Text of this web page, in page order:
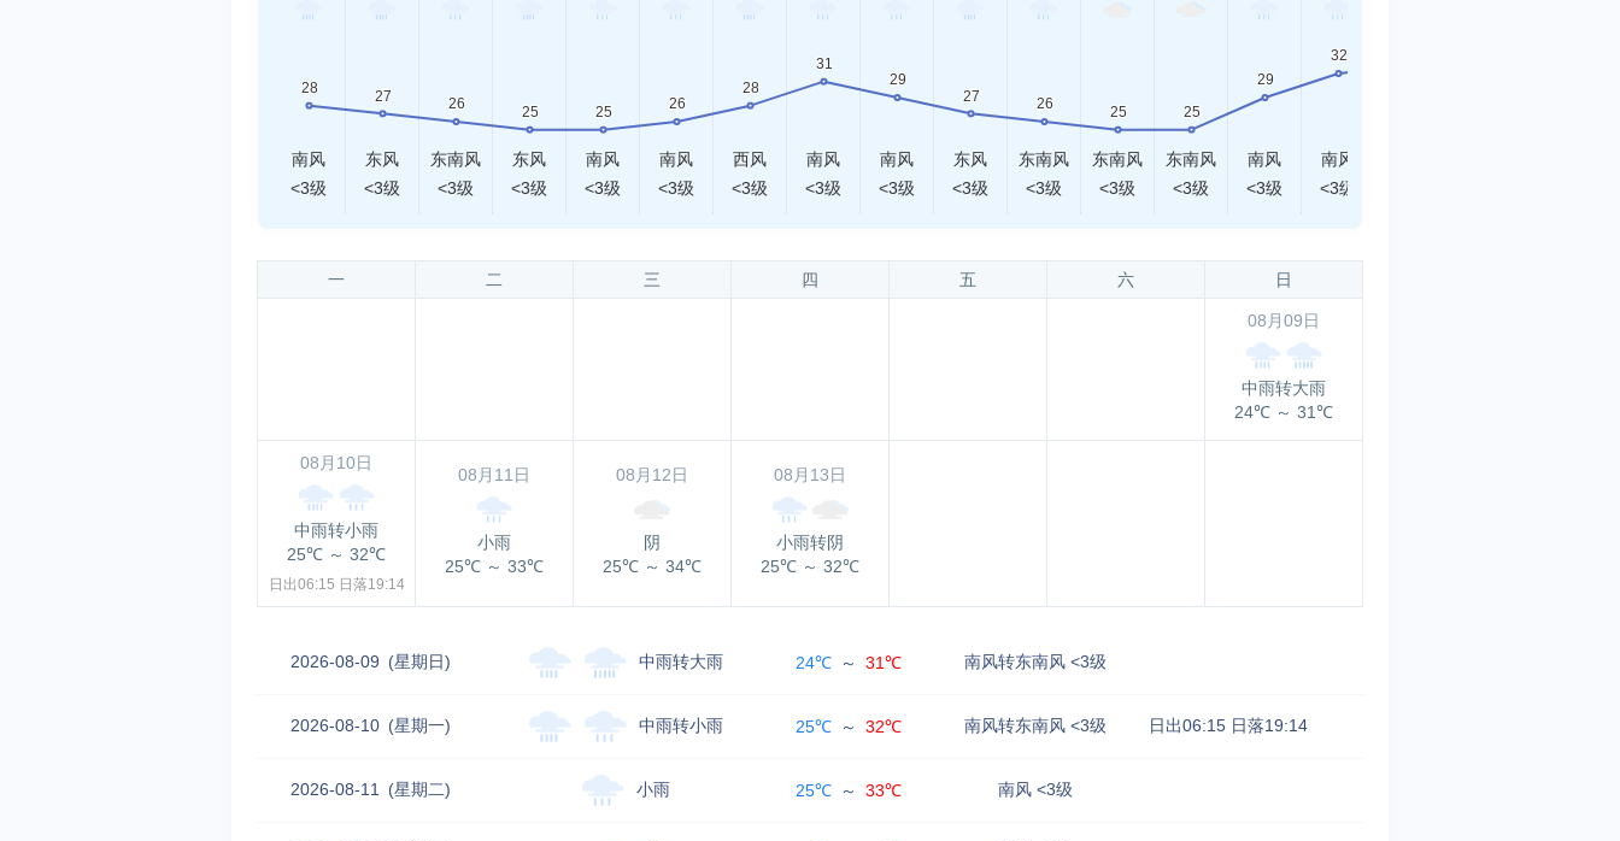
南风
<3级
东风
<3级
东南风
<3级
东风
<3级
南风
<3级
南风
<3级
西风
<3级
南风
<3级
南风
<3级
东风
<3级
东南风
<3级
东南风
<3级
东南风
<3级
南风
<3级
南风
<3级
一 二 三 四 五 六 日
08月09日
中雨转大雨
24℃ ～ 31℃
08月10日
中雨转小雨
25℃ ～ 32℃
日出06:15 日落19:14
08月11日
小雨
25℃ ～ 33℃
08月12日
阴
25℃ ～ 34℃
08月13日
小雨转阴
25℃ ～ 32℃
2026-08-09 (星期日) 中雨转大雨 24℃ ～ 31℃ 南风转东南风 <3级
2026-08-10 (星期一) 中雨转小雨 25℃ ～ 32℃ 南风转东南风 <3级 日出06:15 日落19:14
2026-08-11 (星期二) 小雨 25℃ ～ 33℃ 南风 <3级